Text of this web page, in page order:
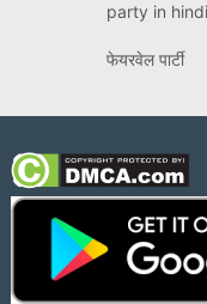
party in
फेयरवेल पार्टी